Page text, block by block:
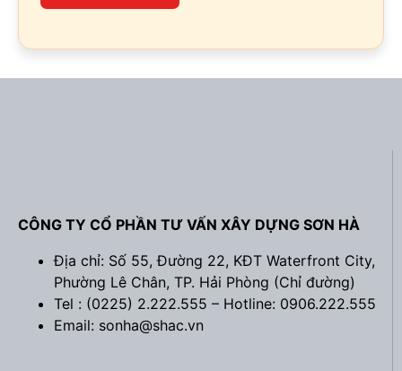
CÔNG TY CỔ PHẦN TƯ VẤN XÂY DỰNG SƠN HÀ
Địa chỉ: Số 55, Đường 22, KĐT Waterfront City,
Phường Lê Chân, TP. Hải Phòng (Chỉ đường)
Tel : (0225) 2.222.555 – Hotline: 0906.222.555
Email: sonha@shac.vn